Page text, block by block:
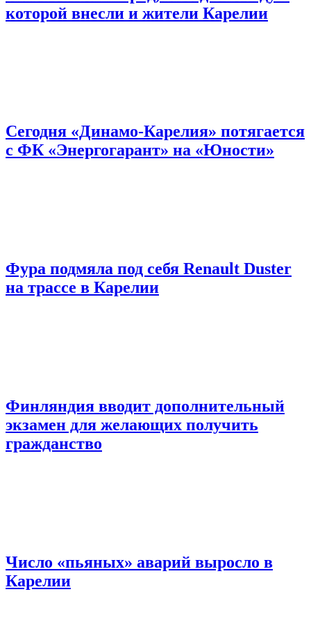
которой внесли и жители Карелии
Сегодня «Динамо-Карелия» потягается
с ФК «Энергогарант» на «Юности»
Фура подмяла под себя Renault Duster
на трассе в Карелии
Финляндия вводит дополнительный
экзамен для желающих получить
гражданство
Число «пьяных» аварий выросло в
Карелии